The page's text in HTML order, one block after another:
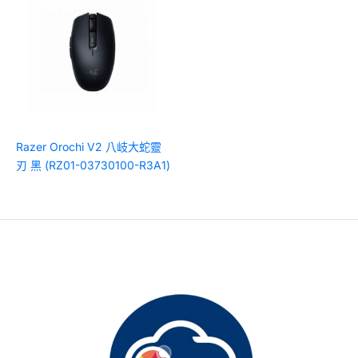
Razer Orochi V2 八岐大蛇靈
刃 黑 (RZ01-03730100-R3A1)